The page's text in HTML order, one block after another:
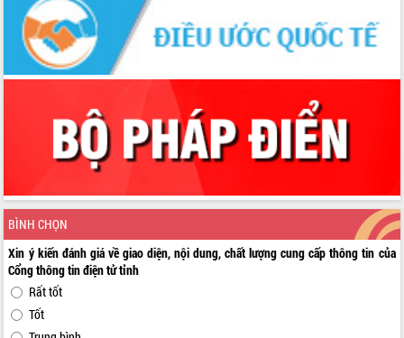
BÌNH CHỌN
Xin ý kiến đánh giá về giao diện, nội dung, chất lượng cung cấp thông tin của
Cổng thông tin điện tử tỉnh
Rất tốt
Tốt